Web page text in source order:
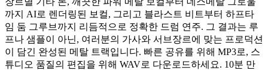
까지 AI로 렌더링된 보컬, 그리고 블라스트 비트부터 하프타
임 둠 그루브까지 리듬적으로 정확한 드럼 연주. 그 결과는 루
프나 샘플이 아닌, 여러분의 가사와 서브장르에 맞는 프로덕션
이 담긴 완성된 메탈 트랙입니다. 빠른 공유를 위해 MP3로, 스
튜디오 품질의 편집을 위해 WAV로 다운로드하세요. 10분 만